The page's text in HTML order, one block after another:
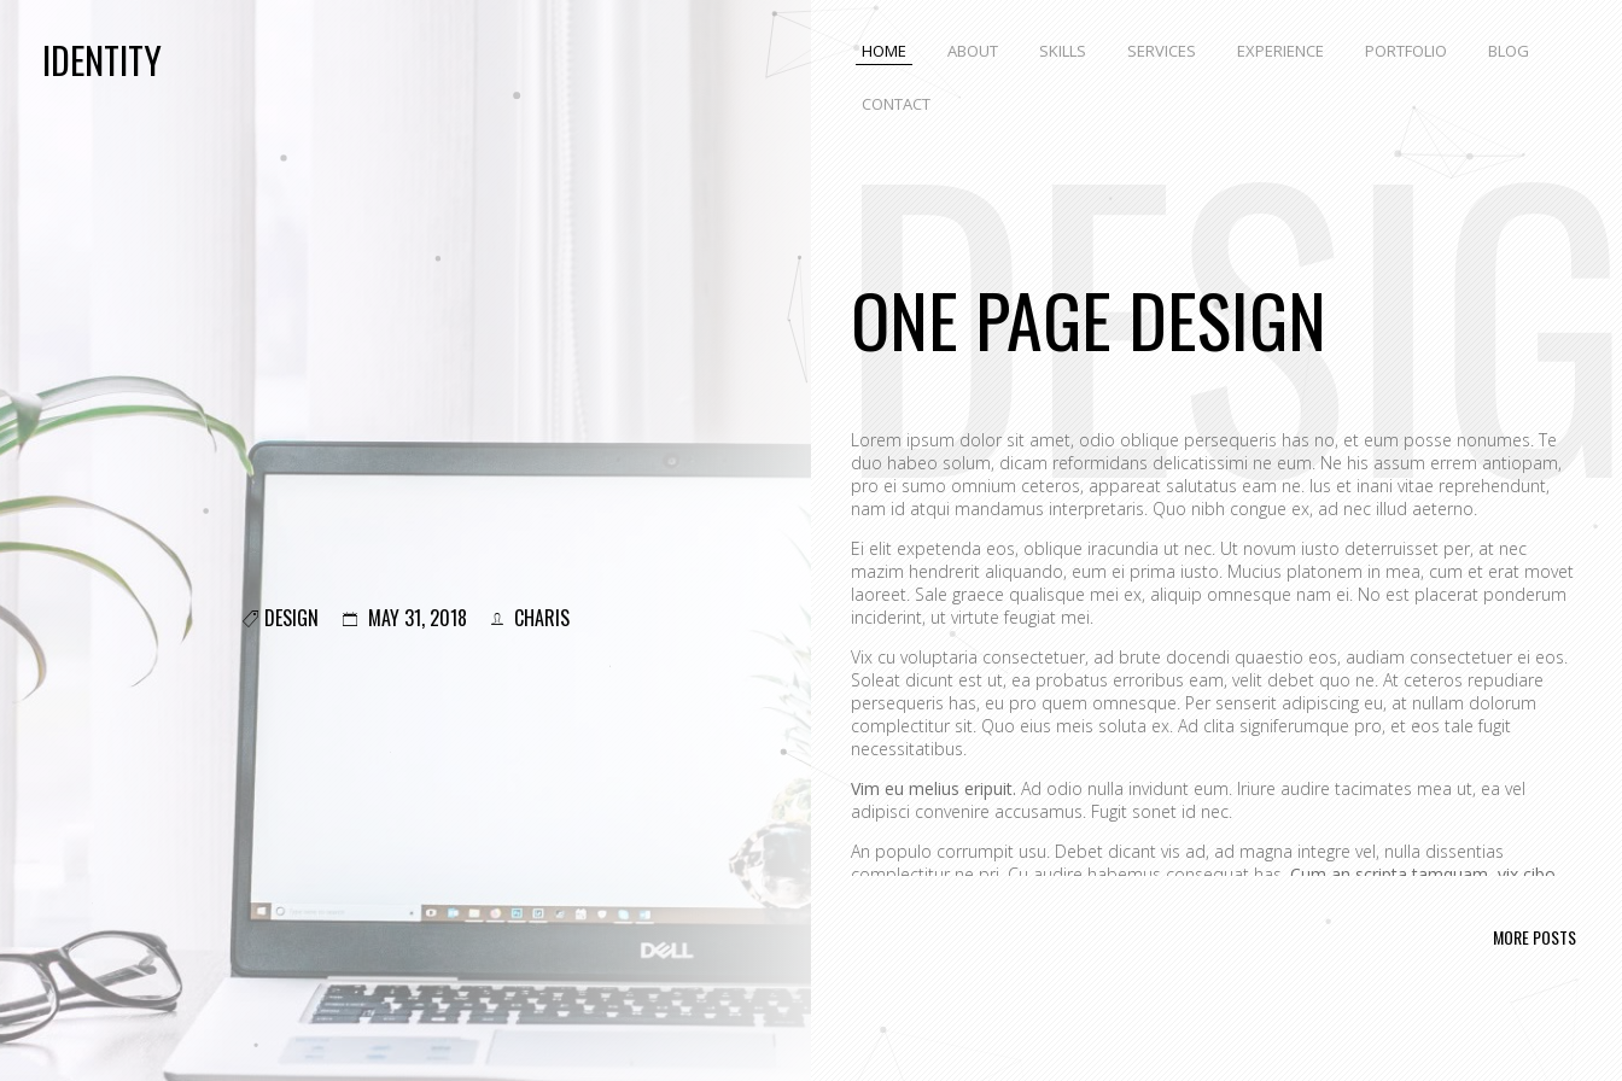
IDENTITY
DESIGN MAY 31, 2018 CHARIS
HOME ABOUT SKILLS SERVICES EXPERIENCE PORTFOLIO BLOG
CONTACT
ONE PAGE DESIGN
Lorem ipsum dolor sit amet, odio oblique persequeris has no, et eum posse nonumes. Te
duo habeo solum, dicam reformidans delicatissimi ne eum. Ne his assum errem antiopam,
pro ei sumo omnium ceteros, appareat salutatus eam ne. Ius et inani vitae reprehendunt,
nam id atqui mandamus interpretaris. Quo nibh congue ex, ad nec illud aeterno.
Ei elit expetenda eos, oblique iracundia ut nec. Ut novum iusto deterruisset per, at nec
mazim hendrerit aliquando, eum ei prima iusto. Mucius platonem in mea, cum et erat movet
laoreet. Sale graece qualisque mei ex, aliquip omnesque nam ei. No est placerat ponderum
inciderint, ut virtute feugiat mei.
Vix cu voluptaria consectetuer, ad brute docendi quaestio eos, audiam consectetuer ei eos.
Soleat dicunt est ut, ea probatus erroribus eam, velit debet quo ne. At ceteros repudiare
persequeris has, eu pro quem omnesque. Per senserit adipiscing eu, at nullam dolorum
complectitur sit. Quo eius meis soluta ex. Ad clita signiferumque pro, et eos tale fugit
necessitatibus.
Vim eu melius eripuit. Ad odio nulla invidunt eum. Iriure audire tacimates mea ut, ea vel
adipisci convenire accusamus. Fugit sonet id nec.
An populo corrumpit usu. Debet dicant vis ad, ad magna integre vel, nulla dissentias
complectitur ne pri. Cu audire habemus consequat has. Cum an scripta tamquam, vix cibo
MORE POSTS